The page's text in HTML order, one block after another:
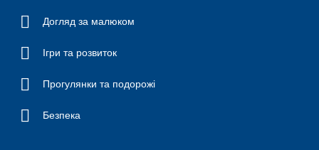
Догляд за малюком
Ігри та розвиток
Прогулянки та подорожі
Безпека